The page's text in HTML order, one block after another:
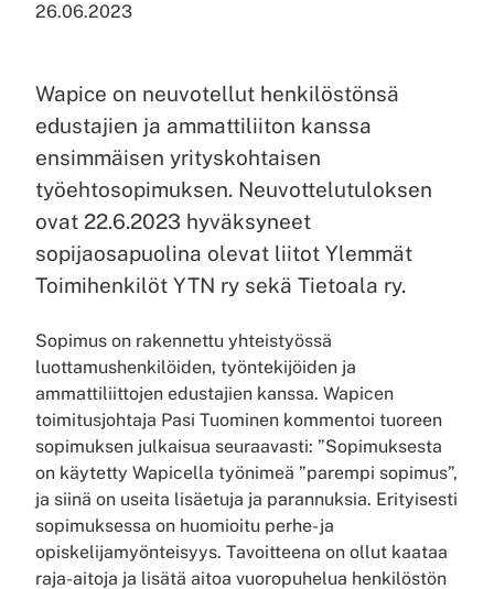
26.06.2023
Wapice on neuvotellut henkilöstönsä
edustajien ja ammattiliiton kanssa
ensimmäisen yrityskohtaisen
työehtosopimuksen. Neuvottelutuloksen
ovat 22.6.2023 hyväksyneet
sopijaosapuolina olevat liitot Ylemmät
Toimihenkilöt YTN ry sekä Tietoala ry.
Sopimus on rakennettu yhteistyössä
luottamushenkilöiden, työntekijöiden ja
ammattiliittojen edustajien kanssa. Wapicen
toimitusjohtaja Pasi Tuominen kommentoi tuoreen
sopimuksen julkaisua seuraavasti: ”Sopimuksesta
on käytetty Wapicella työnimeä ”parempi sopimus”,
ja siinä on useita lisäetuja ja parannuksia. Erityisesti
sopimuksessa on huomioitu perhe- ja
opiskelijamyönteisyys. Tavoitteena on ollut kaataa
raja-aitoja ja lisätä aitoa vuoropuhelua henkilöstön